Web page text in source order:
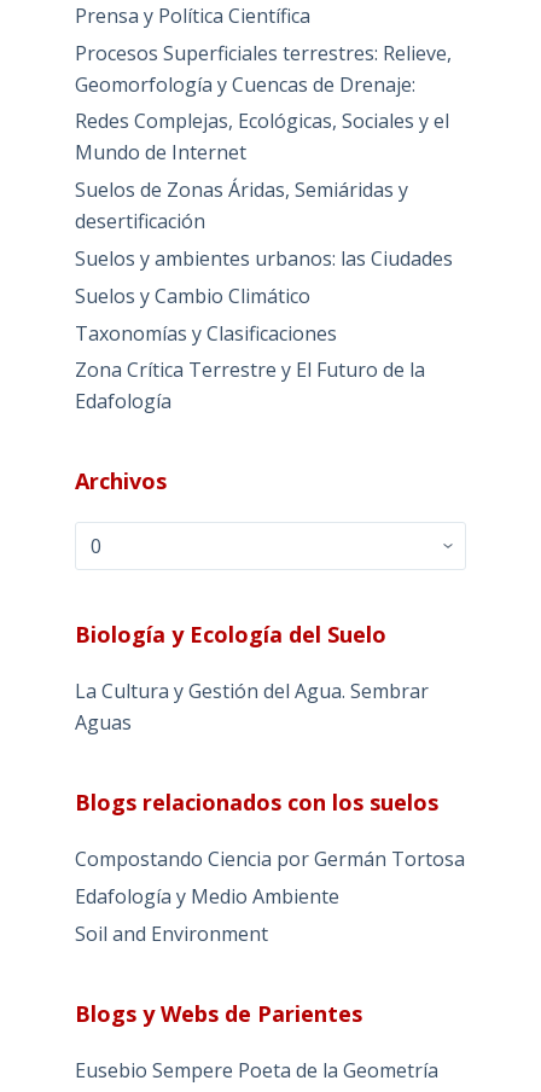
Prensa y Política Científica
Procesos Superficiales terrestres: Relieve,
Geomorfología y Cuencas de Drenaje:
Redes Complejas, Ecológicas, Sociales y el
Mundo de Internet
Suelos de Zonas Áridas, Semiáridas y
desertificación
Suelos y ambientes urbanos: las Ciudades
Suelos y Cambio Climático
Taxonomías y Clasificaciones
Zona Crítica Terrestre y El Futuro de la
Edafología
Archivos
Archivos
Biología y Ecología del Suelo
La Cultura y Gestión del Agua. Sembrar
Aguas
Blogs relacionados con los suelos
Compostando Ciencia por Germán Tortosa
Edafología y Medio Ambiente
Soil and Environment
Blogs y Webs de Parientes
Eusebio Sempere Poeta de la Geometría